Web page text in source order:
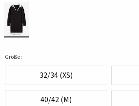
Größe:
32/34 (XS)
40/42 (M)